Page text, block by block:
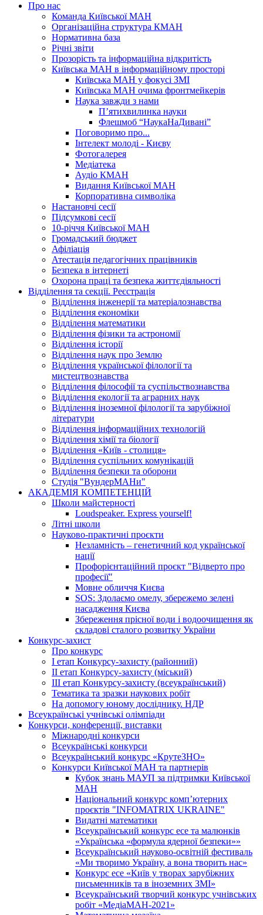
Про нас
Команда Київської МАН
Організаційна структура КМАН
Нормативна база
Річні звіти
Прозорість та інформаційна відкритість
Київська МАН в інформаційному просторі
Київська МАН у фокусі ЗМІ
Київська МАН очима фронтмейкерів
Наука завжди з нами
П’ятихвилинка науки
Флешмоб “НаукаНаДивані”
Поговоримо про...
Інтелект молоді - Києву
Фотогалерея
Медіатека
Аудіо КМАН
Видання Київської МАН
Корпоративна символіка
Настановчі сесії
Підсумкові сесії
10-річчя Київської МАН
Громадський бюджет
Афіліація
Атестація педагогічних працівників
Безпека в інтернеті
Охорона праці та безпека життєдіяльності
Відділення та секції. Реєстрація
Відділення інженерії та матеріалознавства
Відділення економіки
Відділення математики
Відділення фізики та астрономії
Відділення історії
Відділення наук про Землю
Відділення української філології та
мистецтвознавства
Відділення філософії та суспільствознавства
Відділення екології та аграрних наук
Відділення іноземної філології та зарубіжної
літератури
Відділення інформаційних технологій
Відділення хімії та біології
Відділення «Київ - столиця»
Відділення суспільних комунікацій
Відділення безпеки та оборони
Студія "ВундерМАНи"
АКАДЕМІЯ КОМПЕТЕНЦІЙ
Школи майстерності
Loudspeaker. Express yourself!
Літні школи
Науково-практичні проєкти
Незламність – генетичний код української
нації
Профорієнтаційний проєкт "Відверто про
професії"
Мовне обличчя Києва
SOS: Здолаємо омелу, збережемо зелені
насадження Києва
Збереження прісної води і водоочищення як
складові сталого розвитку України
Конкурс-захист
Про конкурс
І етап Конкурсу-захисту (районний)
ІІ етап Конкурсу-захисту (міський)
ІІІ етап Конкурсу-захисту (всеукраїнський)
Тематика та зразки наукових робіт
На допомогу юному досліднику. НДР
Всеукраїнські учнівські олімпіади
Конкурси, конференції, виставки
Міжнародні конкурси
Всеукраїнські конкурси
Всеукраїнський конкурс «КрутеЗНО»
Конкурси Київської МАН та партнерів
Кубок знань МАУП за підтримки Київської
МАН
Національний конкурс комп’ютерних
проєктів "INFOMATRIX UKRAINE"
Видатні математики
Всеукраїнський конкурс есе та малюнків
«Українська «формула ядерної безпеки»»
Всеукраїнський науково-освітній фестиваль
«Ми творимо Україну, а вона творить нас»
Конкурс есе «Київ у творах зарубіжних
письменників та в іноземних ЗМІ»
Всеукраїнський творчий конкурс учнівських
робіт «МедіаМАН-2021»